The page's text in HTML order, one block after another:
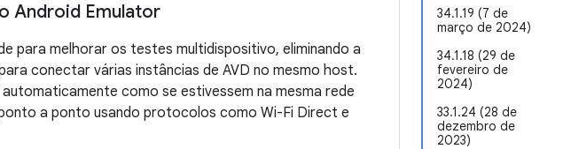
34.1.19 (7 de
março de 2024)
34.1.18 (29 de
fevereiro de
2024)
33.1.24 (28 de
dezembro de
2023)
Android Emulator
para melhorar os testes multidispositivo, eliminando a
conectar várias instâncias de AVD no mesmo host.
como se estivessem na mesma rede
a ponto usando protocolos como Wi-Fi Direct e